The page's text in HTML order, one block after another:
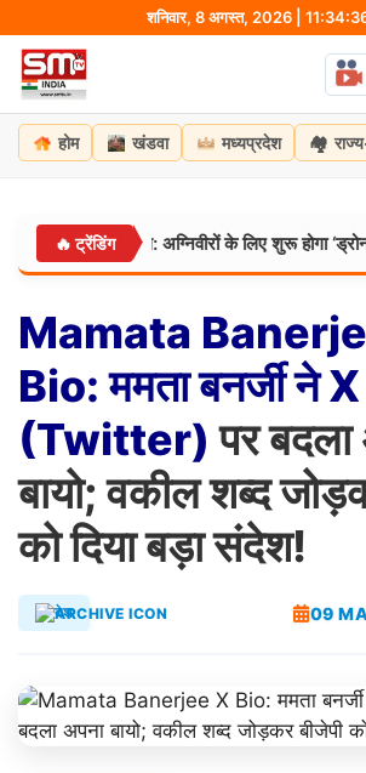
content
शनिवार, 8 अगस्त, 2026 |
होम खंडवा मध्यप्रदेश 🏘️
🔥 ट्रेंडिंग
की नई पहल: अग्निवीरों के लिए शुरू होगा ‘ड्रोन
Mamata
Bio: ममताबनर्जीने X
(Twitter) पर बदला
बायो; वकील शब्द
को दिया बड़ा संदेश!
देश 09